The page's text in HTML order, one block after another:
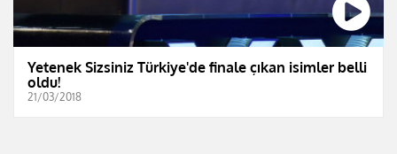
Yetenek Sizsiniz Türkiye'de finale çıkan isimler belli
oldu!
21/03/2018